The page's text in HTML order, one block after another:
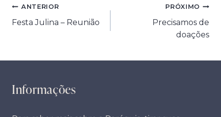
Navegação
de
ANTERIOR
Festa Julina – Reunião
PRÓXIMO
Precisamos de
doações
Informações